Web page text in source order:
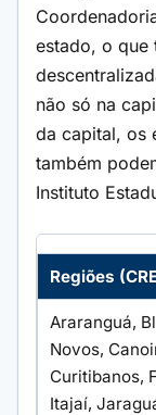
estado, o que
não só na
da capital, os
também
Instituto
Regiões
Araranguá,
Novos,
Curitibanos,
Itajaí,